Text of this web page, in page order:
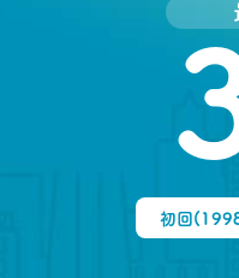
初回